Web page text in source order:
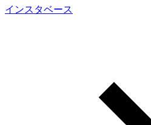
インスタベース